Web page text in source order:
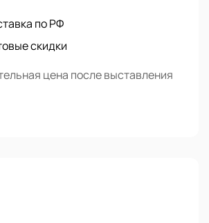
по РФ
скидки
цена после выставления